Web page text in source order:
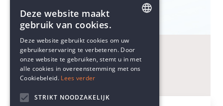
-
DUTCH
Deze website maakt
gebruik van cookies.
Deze website gebruikt cookies om uw
gebruikerservaring te verbeteren. Door
onze website te gebruiken, stemt u in met
alle cookies in overeenstemming met ons
Cookiebeleid. Lees verder
STRIKT NOODZAKELIJK